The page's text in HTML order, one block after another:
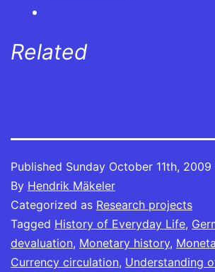
Related
Published Sunday October 11th, 2009
By Hendrik Mäkeler
Categorized as Research projects
Tagged History of Everyday Life,
devaluation, Monetary history,
Currency circulation, Understanding